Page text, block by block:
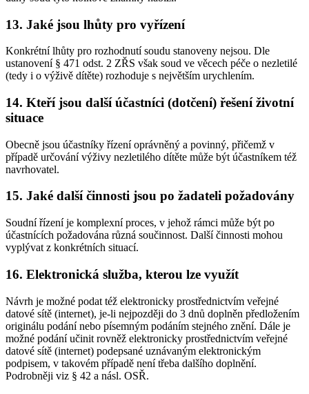
13. Jaké jsou lhůty pro vyřízení
Konkrétní lhůty pro rozhodnutí soudu stanoveny nejsou. Dle
ustanovení § 471 odst. 2 ZŘS však soud ve věcech péče o nezletilé
(tedy i o výživě dítěte) rozhoduje s největším urychlením.
14. Kteří jsou další účastníci (dotčení) řešení životní
situace
Obecně jsou účastníky řízení oprávněný a povinný, přičemž v
případě určování výživy nezletilého dítěte může být účastníkem též
navrhovatel.
15. Jaké další činnosti jsou po žadateli požadovány
Soudní řízení je komplexní proces, v jehož rámci může být po
účastnících požadována různá součinnost. Další činnosti mohou
vyplývat z konkrétních situací.
16. Elektronická služba, kterou lze využít
Návrh je možné podat též elektronicky prostřednictvím veřejné
datové sítě (internet), je-li nejpozději do 3 dnů doplněn předložením
originálu podání nebo písemným podáním stejného znění. Dále je
možné podání učinit rovněž elektronicky prostřednictvím veřejné
datové sítě (internet) podepsané uznávaným elektronickým
podpisem, v takovém případě není třeba dalšího doplnění.
Podrobněji viz § 42 a násl. OSŘ.